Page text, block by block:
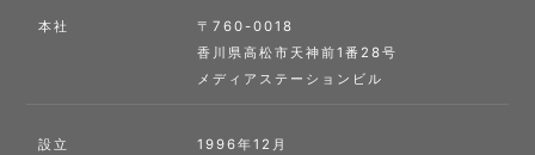
本社
〒760-0018
香川県高松市天神前1番28号
メディアステーションビル
設立 1996年12月